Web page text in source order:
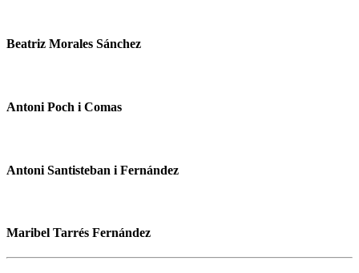
Beatriz Morales Sánchez
Antoni Poch i Comas
Antoni Santisteban i Fernández
Maribel Tarrés Fernández